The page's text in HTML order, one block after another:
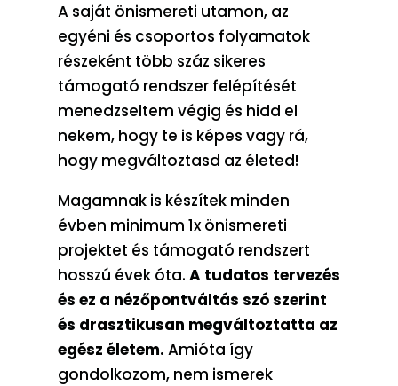
A saját önismereti utamon, az
egyéni és csoportos folyamatok
részeként több száz sikeres
támogató rendszer felépítését
menedzseltem végig és hidd el
nekem, hogy te is képes vagy rá,
hogy megváltoztasd az életed!
Magamnak is készítek minden
évben minimum 1x önismereti
projektet és támogató rendszert
hosszú évek óta. A tudatos tervezés
és ez a nézőpontváltás szó szerint
és drasztikusan megváltoztatta az
egész életem. Amióta így
gondolkozom, nem ismerek